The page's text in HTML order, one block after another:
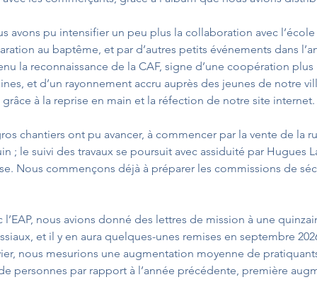
avons pu intensifier un peu plus la collaboration avec
au baptême, et par d’autres petits événements dans
la reconnaissance de la CAF, signe d’une coopération
et d’un rayonnement accru auprès des jeunes de notre
grâce à la reprise en main et la réfection de notre site
chantiers ont pu avancer, à commencer par la vente de la
; le suivi des travaux se poursuit avec assiduité par Hugues
Nous commençons déjà à préparer les commissions de
l’EAP, nous avions donné des lettres de mission à une
et il y en aura quelques-unes remises en septembre
nous mesurions une augmentation moyenne de
personnes par rapport à l’année précédente, première